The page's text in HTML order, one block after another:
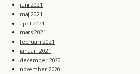
juni 2021
maj 2021
april 2021
mars 2021
februari 2021
januari 2021
december 2020
november 2020